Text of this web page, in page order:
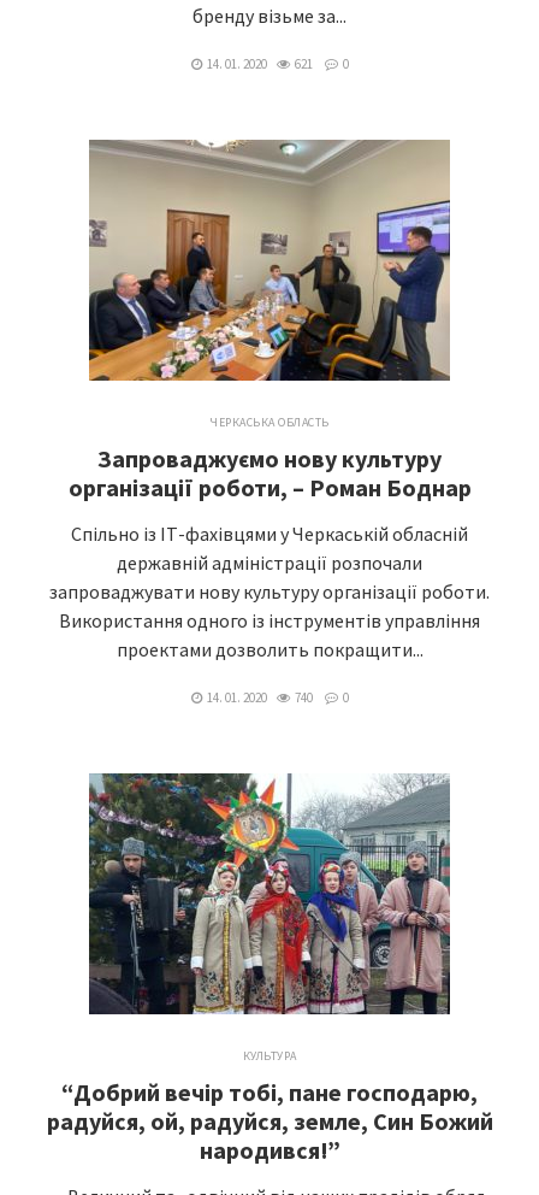
бренду візьме за...
14. 01. 2020 621 0
ЧЕРКАСЬКА ОБЛАСТЬ
Запроваджуємо нову культуру
організації роботи, – Роман Боднар
Спільно із ІТ-фахівцями у Черкаській обласній
державній адміністрації розпочали
запроваджувати нову культуру організації роботи.
Використання одного із інструментів управління
проектами дозволить покращити...
14. 01. 2020 740 0
КУЛЬТУРА
“Добрий вечір тобі, пане господарю,
радуйся, ой, радуйся, земле, Син Божий
народився!”